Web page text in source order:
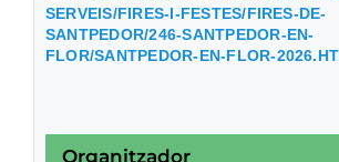
SERVEIS/FIRES-I-FESTES/FIRES-DE-
SANTPEDOR/246-SANTPEDOR-EN-
FLOR/SANTPEDOR-EN-FLOR-
Organitzador